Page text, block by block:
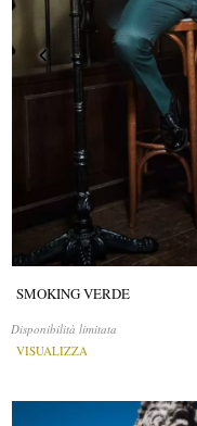
SMOKING VERDE
Disponibilità limitata
VISUALIZZA